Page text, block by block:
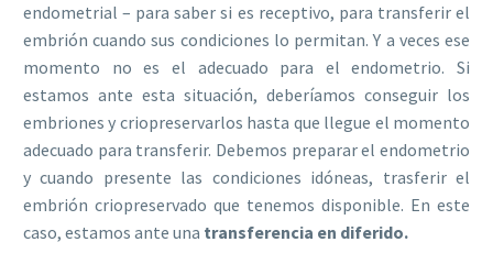
endometrial – para saber si es receptivo, para transferir el
embrión cuando sus condiciones lo permitan. Y a veces ese
momento no es el adecuado para el endometrio. Si
estamos ante esta situación, deberíamos conseguir los
embriones y criopreservarlos hasta que llegue el momento
adecuado para transferir. Debemos preparar el endometrio
y cuando presente las condiciones idóneas, trasferir el
embrión criopreservado que tenemos disponible. En este
caso, estamos ante una transferencia en diferido.